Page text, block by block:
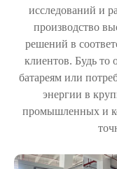
исследований и
производство
решений в
клиентов. Будь то
батареям или
энергии в
промышленных и